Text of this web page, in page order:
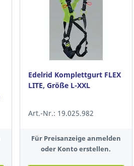
Edelrid Komplettgurt FLEX
LITE, Größe L-XXL
Art.-Nr.: 19.025.982
Für Preisanzeige anmelden
oder Konto erstellen.